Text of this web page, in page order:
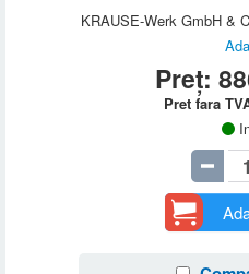
KRAUSE-Werk GmbH &
Preț:
Pret fara